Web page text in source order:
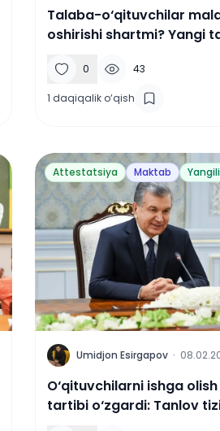
Talaba-o‘qituvchilar
oshirishi shartmi? Yangi
0 43
1 daqiqalik o‘qish
Attestatsiya Maktab
U Umidjon Esirgapov ·
O‘qituvchilarni ishga olish
tartibi o‘zgardi: Tanlov